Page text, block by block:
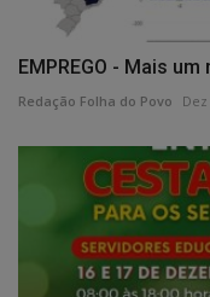
EMPREGO - Mais
Redação Folha do Povo Dez